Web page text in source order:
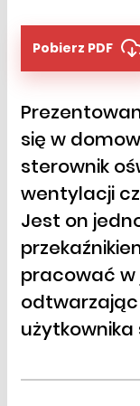
Pobierz PDF
się w
sterownik
wentylacji
Jest on
pracować w
użytkownika